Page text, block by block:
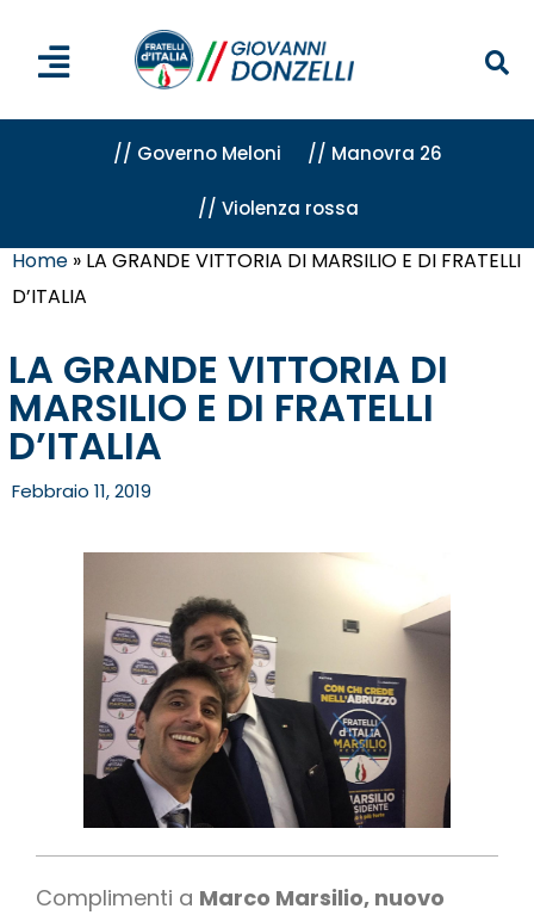
// Governo Meloni // Manovra 26
// Violenza rossa
Home » LA GRANDE VITTORIA DI MARSILIO E DI FRATELLI
D’ITALIA
LA GRANDE VITTORIA DI
MARSILIO E DI FRATELLI
D’ITALIA
Febbraio 11, 2019
Complimenti a Marco Marsilio, nuovo